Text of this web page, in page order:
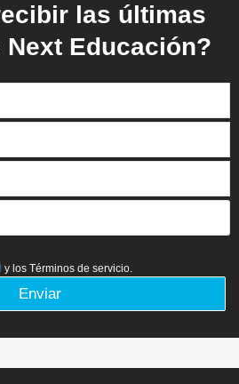
las últimas
Educación?
y los Términos de servicio.
Enviar